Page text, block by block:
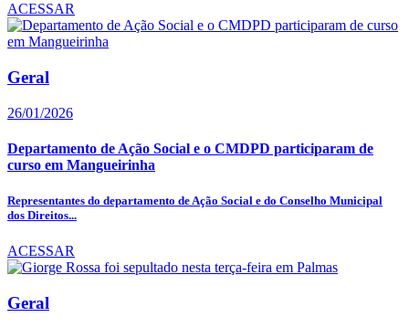
ACESSAR
Geral
26/01/2026
Departamento de Ação Social e o CMDPD participaram de
curso em Mangueirinha
Representantes do departamento de Ação Social e do Conselho Municipal
dos Direitos...
ACESSAR
Geral